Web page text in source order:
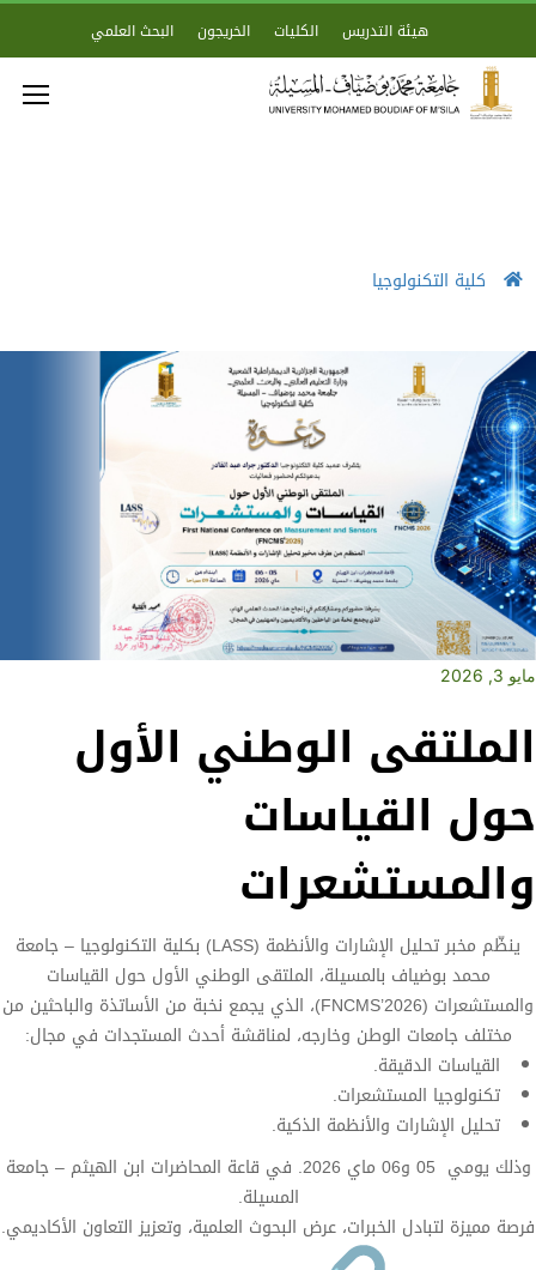
هيئة التدريس الكليات الخريجون البحث العلمي
كلية التكنولوجيا
مايو 3, 2026
الملتقى الوطني الأول
حول القياسات
والمستشعرات
ينظّم مخبر تحليل الإشارات والأنظمة (LASS) بكلية التكنولوجيا – جامعة
محمد بوضياف بالمسيلة، الملتقى الوطني الأول حول القياسات
والمستشعرات (FNCMS’2026)، الذي يجمع نخبة من الأساتذة والباحثين من
مختلف جامعات الوطن وخارجه، لمناقشة أحدث المستجدات في مجال:
القياسات الدقيقة.
تكنولوجيا المستشعرات.
تحليل الإشارات والأنظمة الذكية.
وذلك يومي 05 و06 ماي 2026. في قاعة المحاضرات ابن الهيثم – جامعة
المسيلة.
فرصة مميزة لتبادل الخبرات، عرض البحوث العلمية، وتعزيز التعاون الأكاديمي.